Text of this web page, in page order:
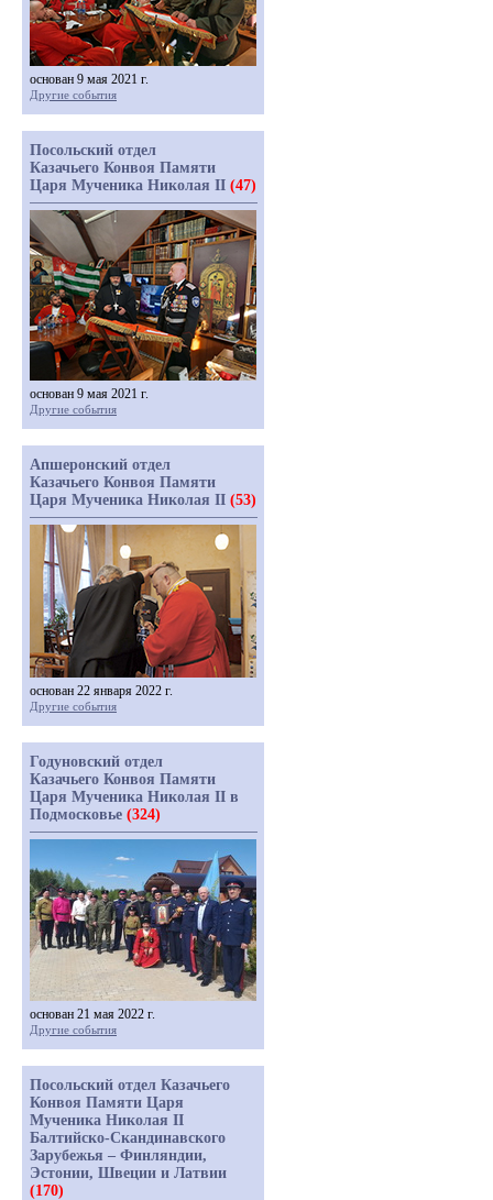
основан 9 мая 2021 г.
Другие события
Посольский отдел
Казачьего Конвоя Памяти
Царя Мученика Николая II (47)
основан 9 мая 2021 г.
Другие события
Апшеронский отдел
Казачьего Конвоя Памяти
Царя Мученика Николая II (53)
основан 22 января 2022 г.
Другие события
Годуновский отдел
Казачьего Конвоя Памяти
Царя Мученика Николая II в
Подмосковье (324)
основан 21 мая 2022 г.
Другие события
Посольский отдел Казачьего
Конвоя Памяти Царя
Мученика Николая II
Балтийско-Скандинавского
Зарубежья – Финляндии,
Эстонии, Швеции и Латвии
(170)